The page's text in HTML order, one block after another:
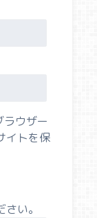
ウザー
イトを保
い。